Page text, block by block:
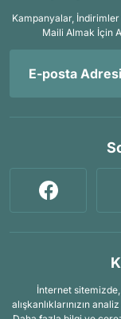
Kampanyalar,
Maili Almak İçin
İnternet
alışkanlıklarınızın